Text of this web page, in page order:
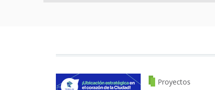
Proyectos